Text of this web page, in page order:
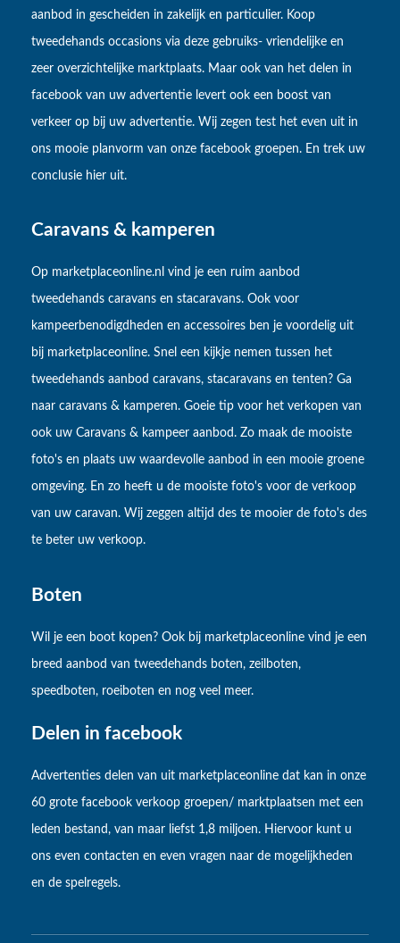
aanbod in gescheiden in zakelijk en particulier. Koop
tweedehands occasions via deze gebruiks- vriendelijke en
zeer overzichtelijke marktplaats. Maar ook van het delen in
facebook van uw advertentie levert ook een boost van
verkeer op bij uw advertentie. Wij zegen test het even uit in
ons mooie planvorm van onze facebook groepen. En trek uw
conclusie hier uit.
Caravans & kamperen
Op marketplaceonline.nl vind je een ruim aanbod
tweedehands caravans en stacaravans. Ook voor
kampeerbenodigdheden en accessoires ben je voordelig uit
bij marketplaceonline. Snel een kijkje nemen tussen het
tweedehands aanbod caravans, stacaravans en tenten? Ga
naar caravans & kamperen. Goeie tip voor het verkopen van
ook uw Caravans & kampeer aanbod. Zo maak de mooiste
foto's en plaats uw waardevolle aanbod in een mooie groene
omgeving. En zo heeft u de mooiste foto's voor de verkoop
van uw caravan. Wij zeggen altijd des te mooier de foto's des
te beter uw verkoop.
Boten
Wil je een boot kopen? Ook bij marketplaceonline vind je een
breed aanbod van tweedehands boten, zeilboten,
speedboten, roeiboten en nog veel meer.
Delen in facebook
Advertenties delen van uit marketplaceonline dat kan in onze
60 grote facebook verkoop groepen/ marktplaatsen met een
leden bestand, van maar liefst 1,8 miljoen. Hiervoor kunt u
ons even contacten en even vragen naar de mogelijkheden
en de spelregels.